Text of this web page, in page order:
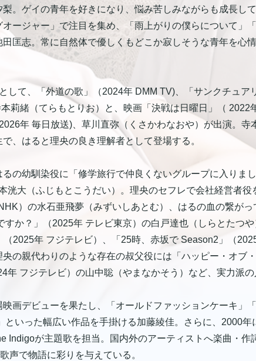
。ゲイの青年を好きになり、悩み苦しみながらも成長し
ージャー」で注目を集め、「雨上がりの僕らについて」
匡志。常に自然体で優しくもどこか寂しそうな青年を心
して、「外道の歌」（2024年 DMM TV)、「サンクチュア
莉緒（てらもとりお）と、映画「決戦は日曜日」（ 2022
年 毎日放送)、草川直弥（くさかわなおや）が出演。寺
、はると理央の良き理解者として登場する。
の幼馴染役に「修学旅行で仲良くないグループに入りま
洸大（ふじもとこうだい）。理央のセフレで会社経営者
）の水石亜飛夢（みずいしあとむ）、はるの血の繋が
すか？」（2025年 テレビ東京）の白戸達也（しらとたつ
2025年 フジテレビ）、「25時、赤坂で Season2」（
央の親代わりのような存在の叔父役には「ハッピー・オブ
年 フジテレビ）の山中聡（やまなかそう）など、実力派の
画デビューを果たし、「オールドファッションケーキ」
といった幅広い作品を手掛ける加藤綾佳。さらに、2000
Indigoが主題歌を担当。国内外のアーティストへ楽曲・作
声で物語に彩りを与えている。